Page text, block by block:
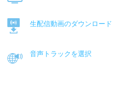
生配信動画のダウンロード
音声トラックを選択